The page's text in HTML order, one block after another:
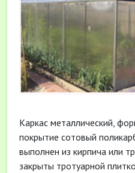
Каркас металлический,
покрытие сотовый
выполнен из кирпича или
закрыты тротуарной